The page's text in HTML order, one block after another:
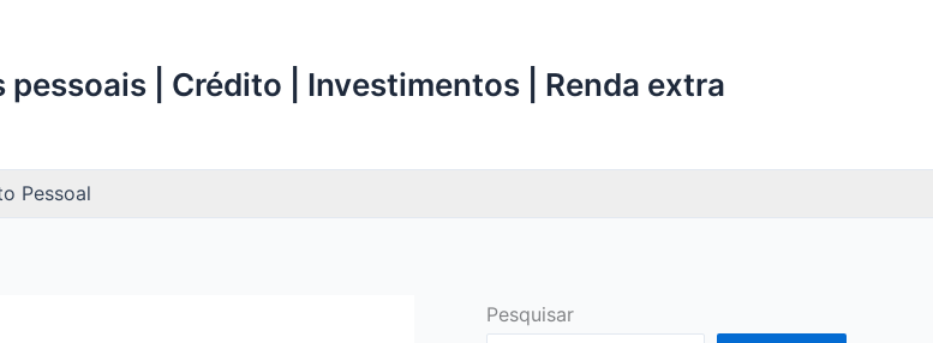
| Crédito | Investimentos | Renda extra
Pessoal
Pesquisar